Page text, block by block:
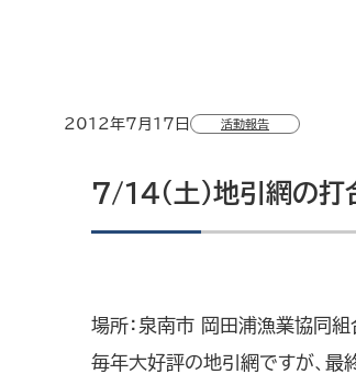
2012年7月17日 活動報告
7/14（土）地引網の打
場所：泉南市 岡田浦漁業協同組
毎年大好評の地引網ですが、最